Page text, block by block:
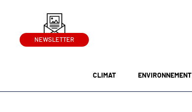
NEWSLETTER
CLIMAT ENVIRONNEMENT